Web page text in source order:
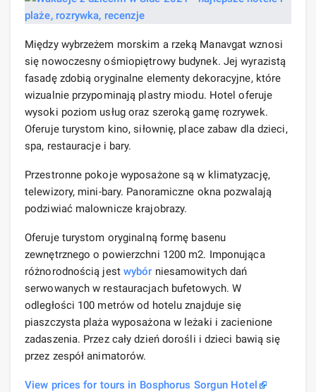
Między wybrzeżem morskim a rzeką Manavgat wznosi
się nowoczesny ośmiopiętrowy budynek. Jej wyrazistą
fasadę zdobią oryginalne elementy dekoracyjne, które
wizualnie przypominają plastry miodu. Hotel oferuje
wysoki poziom usług oraz szeroką gamę rozrywek.
Oferuje turystom kino, siłownię, place zabaw dla dzieci,
spa, restauracje i bary.
Przestronne pokoje wyposażone są w klimatyzację,
telewizory, mini-bary. Panoramiczne okna pozwalają
podziwiać malownicze krajobrazy.
Oferuje turystom oryginalną formę basenu
zewnętrznego o powierzchni 1200 m2. Imponująca
różnorodnością jest wybór niesamowitych dań
serwowanych w restauracjach bufetowych. W
odległości 100 metrów od hotelu znajduje się
piaszczysta plaża wyposażona w leżaki i zacienione
zadaszenia. Przez cały dzień dorośli i dzieci bawią się
przez zespół animatorów.
View prices for tours in Bosphorus Sorgun Hotel